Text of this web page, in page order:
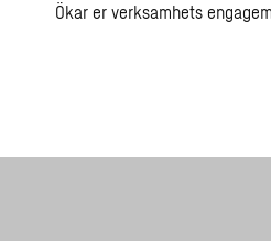
Ökar er verksamhets